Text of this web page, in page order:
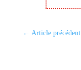
← Article précédent